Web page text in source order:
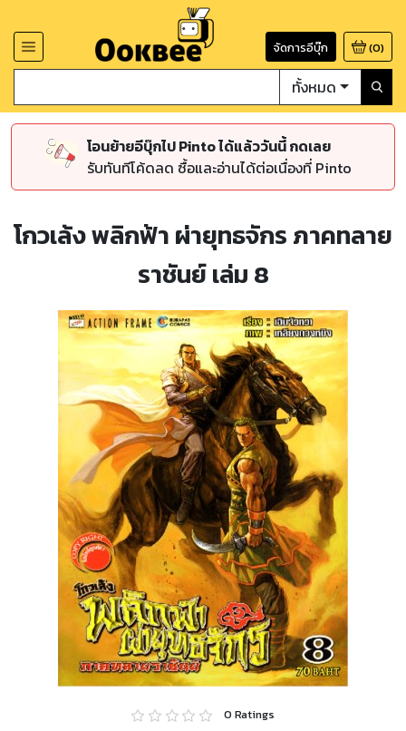
จัดการอีบุ๊ก (0)
ทั้งหมด
โอนย้ายอีบุ๊กไป Pinto ได้แล้ววันนี้ กดเลย
รับทันทีโค้ดลด ซื้อและอ่านได้ต่อเนื่องที่ Pinto
โกวเล้ง พลิกฟ้า ผ่ายุทธจักร ภาคทลาย
ราชันย์ เล่ม 8
0 Ratings